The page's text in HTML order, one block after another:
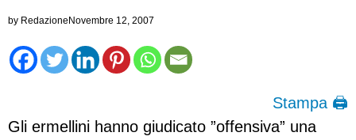
by RedazioneNovembre 12, 2007
Stampa 🖨
Gli ermellini hanno giudicato ”offensiva” una